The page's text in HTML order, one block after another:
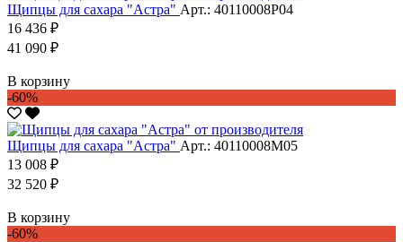
Щипцы для сахара "Астра" Арт.: 40110008Р04
16 436 ₽
41 090 ₽
В корзину
-60%
Щипцы для сахара "Астра" Арт.: 40110008М05
13 008 ₽
32 520 ₽
В корзину
-60%